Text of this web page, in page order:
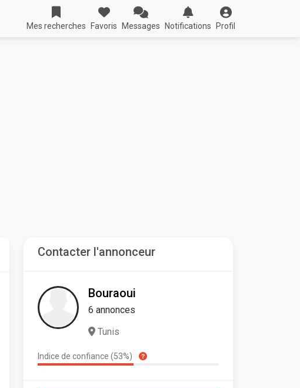
Mes recherches Favoris Messages Notifications Profil
Contacter l'annonceur
Bouraoui
6 annonces
Tunis
Indice de confiance (53%)